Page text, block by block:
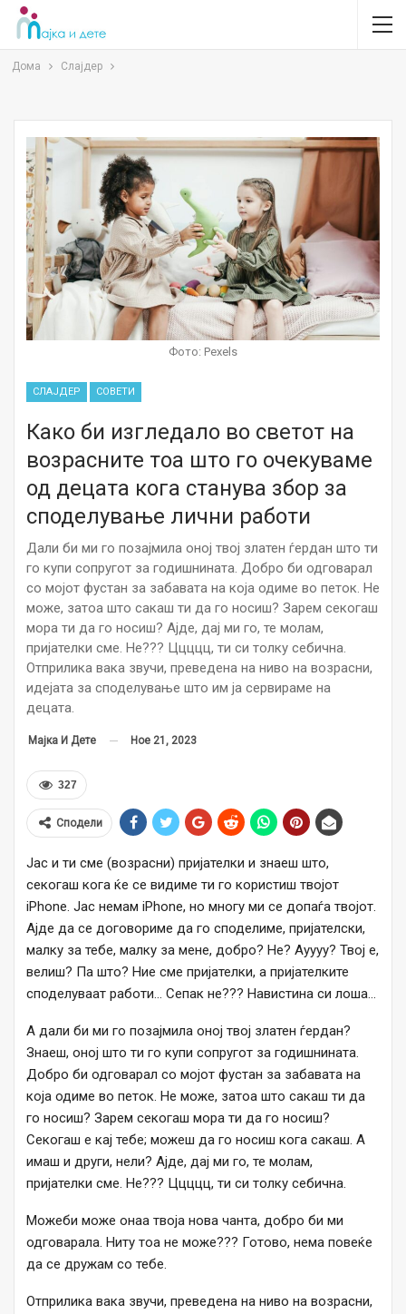
Дома Слајдер
Фото: Pexels
СЛАЈДЕР СОВЕТИ
Како би изгледало во светот на
возрасните тоа што го очекуваме
од децата кога станува збор за
споделување лични работи
Дали би ми го позајмила оној твој златен ѓердан што ти
го купи сопругот за годишнината. Добро би одговарал
со мојот фустан за забавата на која одиме во петок. Не
може, затоа што сакаш ти да го носиш? Зарем секогаш
мора ти да го носиш? Ајде, дај ми го, те молам,
пријателки сме. Не??? Ццццц, ти си толку себична.
Отприлика вака звучи, преведена на ниво на возрасни,
идејата за споделување што им ја сервираме на
децата.
Мајка И Дете Ное 21, 2023
327
Сподели
Јас и ти сме (возрасни) пријателки и знаеш што,
секогаш кога ќе се видиме ти го користиш твојот
iPhone. Јас немам iPhone, но многу ми се допаѓа твојот.
Ајде да се договориме да го споделиме, пријателски,
малку за тебе, малку за мене, добро? Не? Ауууу? Твој е,
велиш? Па што? Ние сме пријателки, а пријателките
споделуваат работи… Сепак не??? Навистина си лоша…
А дали би ми го позајмила оној твој златен ѓердан?
Знаеш, оној што ти го купи сопругот за годишнината.
Добро би одговарал со мојот фустан за забавата на
која одиме во петок. Не може, затоа што сакаш ти да
го носиш? Зарем секогаш мора ти да го носиш?
Секогаш е кај тебе; можеш да го носиш кога сакаш. А
имаш и други, нели? Ајде, дај ми го, те молам,
пријателки сме. Не??? Ццццц, ти си толку себична.
Можеби може онаа твоја нова чанта, добро би ми
одговарала. Ниту тоа не може??? Готово, нема повеќе
да се дружам со тебе.
Отприлика вака звучи, преведена на ниво на возрасни,